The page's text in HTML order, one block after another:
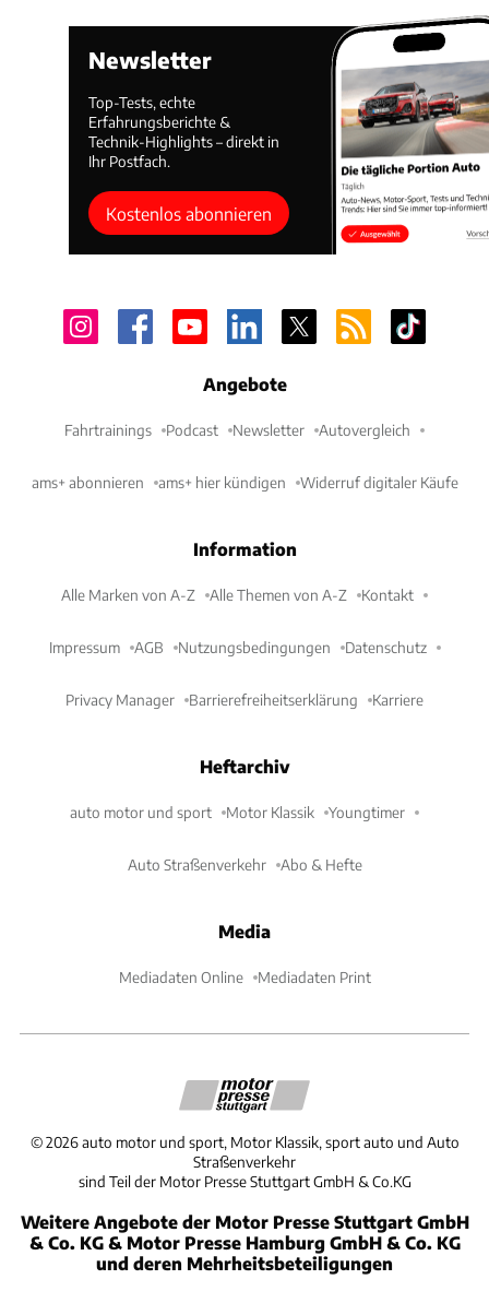
Newsletter
Top-Tests, echte
Erfahrungsberichte &
Technik-Highlights – direkt in
Ihr Postfach.
Kostenlos abonnieren
Angebote
Fahrtrainings Podcast Newsletter Autovergleich
ams+ abonnieren ams+ hier kündigen Widerruf digitaler Käufe
Information
Alle Marken von A-Z Alle Themen von A-Z Kontakt
Impressum AGB Nutzungsbedingungen Datenschutz
Privacy Manager Barrierefreiheitserklärung Karriere
Heftarchiv
auto motor und sport Motor Klassik Youngtimer
Auto Straßenverkehr Abo & Hefte
Media
Mediadaten Online Mediadaten Print
©2026 auto motor und sport, Motor Klassik, sport auto und Auto
Straßenverkehr
sind Teil der Motor Presse Stuttgart GmbH & Co.KG
Weitere Angebote der Motor Presse Stuttgart GmbH
& Co. KG & Motor Presse Hamburg GmbH & Co. KG
und deren Mehrheitsbeteiligungen